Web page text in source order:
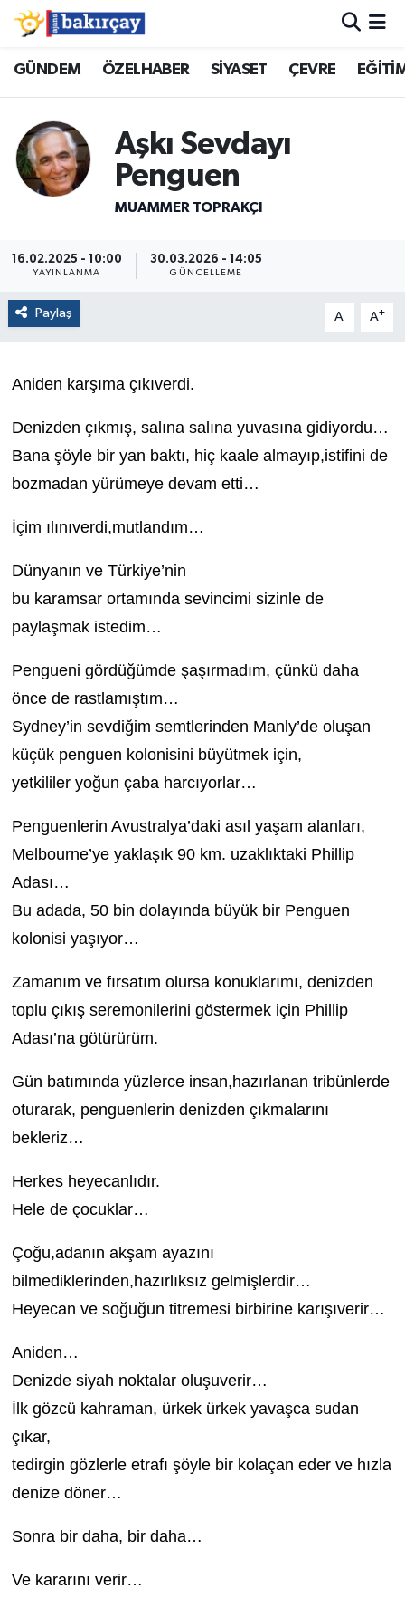
GÜNDEM ÖZELHABER SİYASET ÇEVRE
Aşkı Sevdayı
Penguen
MUAMMER TOPRAKÇI
16.02.2025 - 10:00
YAYINLANMA
30.03.2026 - 14:05
GÜNCELLEME
Paylaş A- A+
Aniden karşıma çıkıverdi.
Denizden çıkmış, salına salına yuvasına gidiyordu…
Bana şöyle bir yan baktı, hiç kaale almayıp,istifini de
bozmadan yürümeye devam etti…
İçim ılınıverdi,mutlandım…
Dünyanın ve Türkiye’nin
bu karamsar ortamında sevincimi sizinle de
paylaşmak istedim…
Pengueni gördüğümde şaşırmadım, çünkü daha
önce de rastlamıştım…
Sydney’in sevdiğim semtlerinden Manly’de oluşan
küçük penguen kolonisini büyütmek için,
yetkililer yoğun çaba harcıyorlar…
Penguenlerin Avustralya’daki asıl yaşam alanları,
Melbourne’ye yaklaşık 90 km. uzaklıktaki Phillip
Adası…
Bu adada, 50 bin dolayında büyük bir Penguen
kolonisi yaşıyor…
Zamanım ve fırsatım olursa konuklarımı, denizden
toplu çıkış seremonilerini göstermek için Phillip
Adası’na götürürüm.
Gün batımında yüzlerce insan,hazırlanan tribünlerde
oturarak, penguenlerin denizden çıkmalarını
bekleriz…
Herkes heyecanlıdır.
Hele de çocuklar…
Çoğu,adanın akşam ayazını
bilmediklerinden,hazırlıksız gelmişlerdir…
Heyecan ve soğuğun titremesi birbirine karışıverir…
Aniden…
Denizde siyah noktalar oluşuverir…
İlk gözcü kahraman, ürkek ürkek yavaşca sudan
çıkar,
tedirgin gözlerle etrafı şöyle bir kolaçan eder ve hızla
denize döner…
Sonra bir daha, bir daha…
Ve kararını verir…
İzmir Nöbetçi Eczaneler
İzmir Namaz Vakitleri
İzmir Trafik Yoğunluk Haritası
Süper Lig Puan Durumu ve Fikstür
Tüm Manşetler
Haber Arşivi